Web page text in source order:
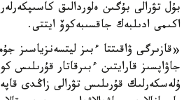
بۇل تۋرالى بۇگىن ەلوردالىق
اكىمى ادىلبەك جاقسىبەكوۆ ايتتى.
«قازىرگى ۋاقىتتا ءبىز ليتسەنزياسىز
جاۋاپسىز قارايتىن ءبىرقاتار قۇرىلىس
ۇلەسكەرلىك قۇرىلىس تۋرالى زاڭدى